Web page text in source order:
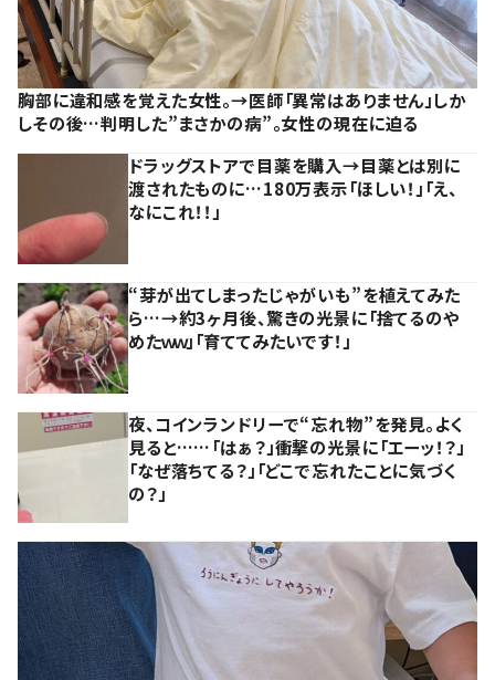
胸部に違和感を覚えた女性。→医師「異常はありません」しか
しその後…判明した”まさかの病”。女性の現在に迫る
ドラッグストアで目薬を購入→目薬とは別に
渡されたものに…180万表示「ほしい！」「え、
なにこれ！！」
“芽が出てしまったじゃがいも”を植えてみた
ら…→約3ヶ月後、驚きの光景に「捨てるのや
めたｗｗ」「育ててみたいです！」
夜、コインランドリーで“忘れ物”を発見。よく
見ると……「はぁ？」衝撃の光景に「エーッ！？」
「なぜ落ちてる？」「どこで忘れたことに気づく
の？」